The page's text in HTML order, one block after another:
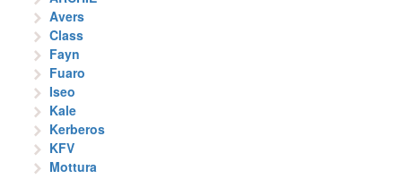
Avers
Class
Fayn
Fuaro
Iseo
Kale
Kerberos
KFV
Mottura